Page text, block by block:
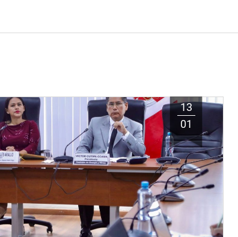
13
01